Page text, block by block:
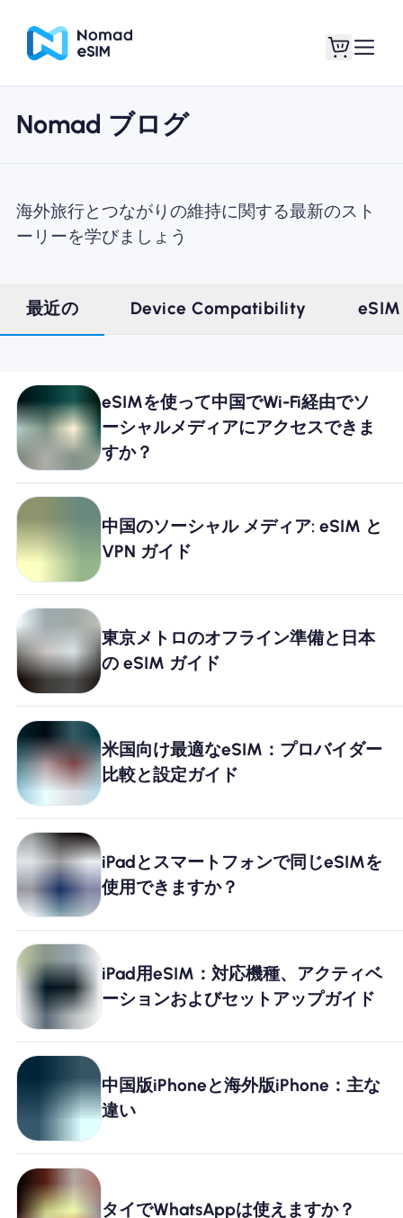
Nomad eSIMを使用する理由
eSIMの使用
企業
Nomad ブログ
海外旅行とつながりの維持に関する最新のスト
ーリーを学びましょう
最近の Device Compatibility eSIM
eSIMを使って中国でWi-Fi経由でソ
ーシャルメディアにアクセスできま
すか？
中国のソーシャル メディア: eSIM と
VPN ガイド
東京メトロのオフライン準備と日本
の eSIM ガイド
米国向け最適なeSIM：プロバイダー
比較と設定ガイド
iPadとスマートフォンで同じeSIMを
使用できますか？
iPad用eSIM：対応機種、アクティベ
ーションおよびセットアップガイド
中国版iPhoneと海外版iPhone：主な
違い
タイでWhatsAppは使えますか？